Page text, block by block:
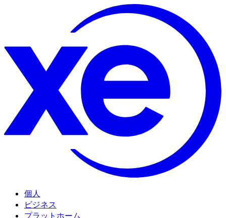
個人
ビジネス
プラットホーム